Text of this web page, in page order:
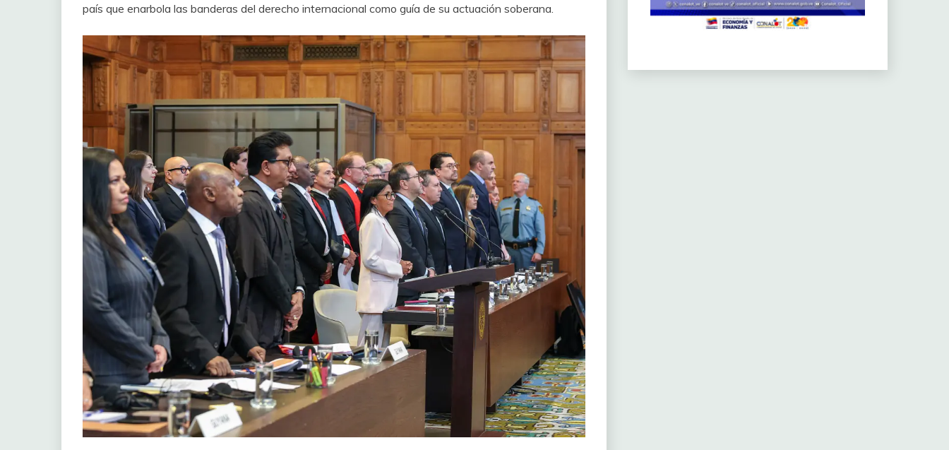
país que enarbola las banderas del derecho internacional como guía de su actuación soberana.